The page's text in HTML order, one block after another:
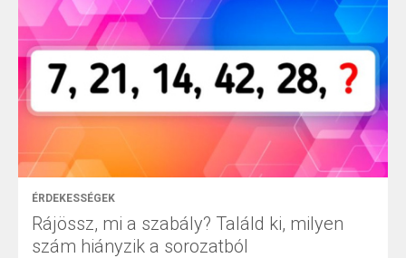
ÉRDEKESSÉGEK
Rájössz, mi a szabály? Találd ki, milyen
szám hiányzik a sorozatból